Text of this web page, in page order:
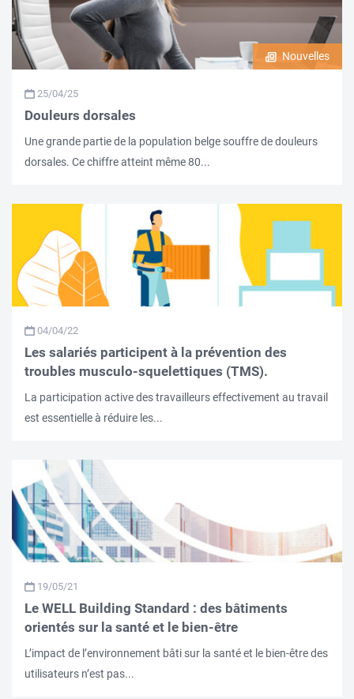
Nouvelles
25/04/25
Douleurs dorsales
Une grande partie de la population belge souffre de douleurs
dorsales. Ce chiffre atteint même 80...
04/04/22
Les salariés participent à la prévention des
troubles musculo-squelettiques (TMS).
La participation active des travailleurs effectivement au travail
est essentielle à réduire les...
19/05/21
Le WELL Building Standard : des bâtiments
orientés sur la santé et le bien-être
L’impact de l’environnement bâti sur la santé et le bien-être des
utilisateurs n’est pas...